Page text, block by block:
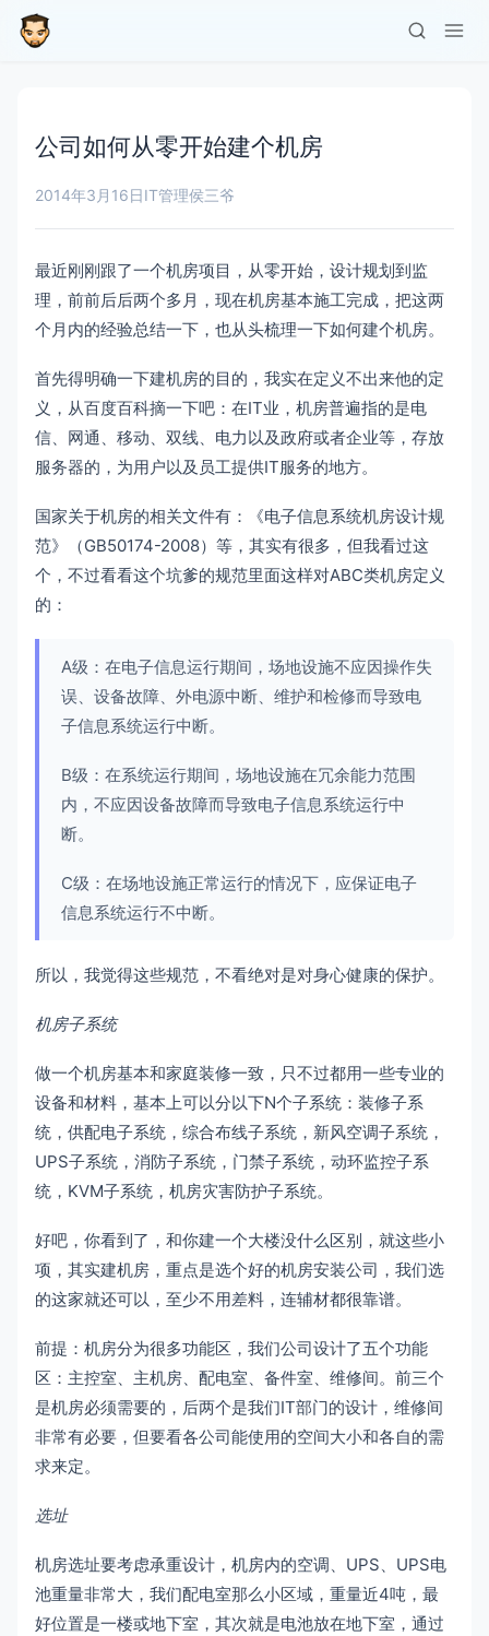
公司如何从零开始建个机房
2014年3月16日IT管理侯三爷
最近刚刚跟了一个机房项目，从零开始，设计规划到监
理，前前后后两个多月，现在机房基本施工完成，把这两
个月内的经验总结一下，也从头梳理一下如何建个机房。
首先得明确一下建机房的目的，我实在定义不出来他的定
义，从百度百科摘一下吧：在IT业，机房普遍指的是电
信、网通、移动、双线、电力以及政府或者企业等，存放
服务器的，为用户以及员工提供IT服务的地方。
国家关于机房的相关文件有：《电子信息系统机房设计规
范》（GB50174-2008）等，其实有很多，但我看过这
个，不过看看这个坑爹的规范里面这样对ABC类机房定义
的：
A级：在电子信息运行期间，场地设施不应因操作失
误、设备故障、外电源中断、维护和检修而导致电
子信息系统运行中断。
B级：在系统运行期间，场地设施在冗余能力范围
内，不应因设备故障而导致电子信息系统运行中
断。
C级：在场地设施正常运行的情况下，应保证电子
信息系统运行不中断。
所以，我觉得这些规范，不看绝对是对身心健康的保护。
机房子系统
做一个机房基本和家庭装修一致，只不过都用一些专业的
设备和材料，基本上可以分以下N个子系统：装修子系
统，供配电子系统，综合布线子系统，新风空调子系统，
UPS子系统，消防子系统，门禁子系统，动环监控子系
统，KVM子系统，机房灾害防护子系统。
好吧，你看到了，和你建一个大楼没什么区别，就这些小
项，其实建机房，重点是选个好的机房安装公司，我们选
的这家就还可以，至少不用差料，连辅材都很靠谱。
前提：机房分为很多功能区，我们公司设计了五个功能
区：主控室、主机房、配电室、备件室、维修间。前三个
是机房必须需要的，后两个是我们IT部门的设计，维修间
非常有必要，但要看各公司能使用的空间大小和各自的需
求来定。
选址
机房选址要考虑承重设计，机房内的空调、UPS、UPS电
池重量非常大，我们配电室那么小区域，重量近4吨，最
好位置是一楼或地下室，其次就是电池放在地下室，通过